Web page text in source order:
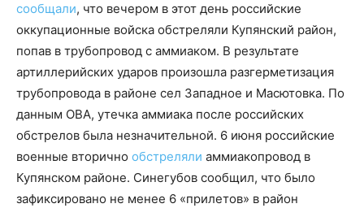
сообщали, что вечером в этот день российские
оккупационные войска обстреляли Купянский район,
попав в трубопровод с аммиаком. В результате
артиллерийских ударов произошла разгерметизация
трубопровода в районе сел Западное и Масютовка. По
данным ОВА, утечка аммиака после российских
обстрелов была незначительной. 6 июня российские
военные вторично обстреляли аммиакопровод в
Купянском районе. Синегубов сообщил, что было
зафиксировано не менее 6 «прилетов» в район